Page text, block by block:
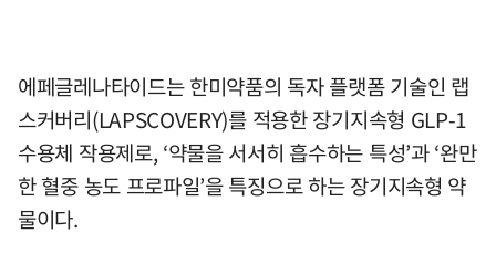
에페글레나타이드는 한미약품의 독자 플랫폼 기술인 랩
스커버리(LAPSCOVERY)를 적용한 장기지속형 GLP-1
수용체 작용제로, ‘약물을 서서히 흡수하는 특성’과 ‘완만
한 혈중 농도 프로파일’을 특징으로 하는 장기지속형 약
물이다.